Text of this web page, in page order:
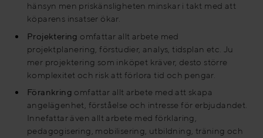
hänsyn men priskänsligheten minskar i takt med att
köparens insatser ökar.
Projektering omfattar allt arbete med
projektplanering, förstudier, analys, tidsplan etc. Ju
mer projektering som inköpet kräver, desto större
komplexitet och risk att förlora tid och pengar.
Förankring omfattar allt arbete med att skapa
angelägenhet, förståelse och intresse för erbjudandet.
Innefattar även allt arbete med förklaring,
pedagogisering, mobilisering, utbildning, träning och